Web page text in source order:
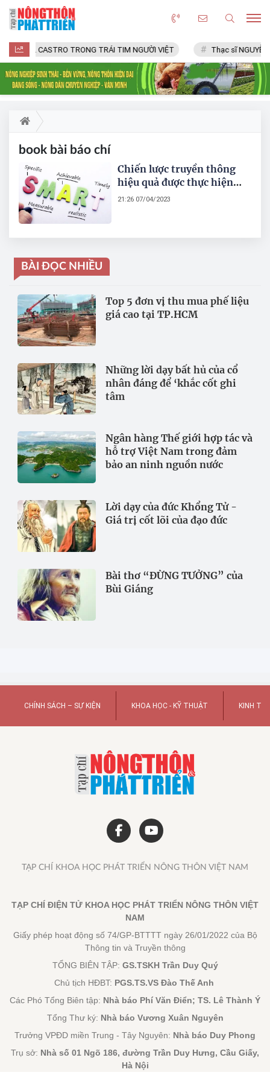
FIDEL CASTRO TRONG TRÁI TIM NGƯỜI VIỆT Thạc sĩ NGUYỄN
book bài báo chí
Chiến lược truyền thông
hiệu quả được thực hiện
như thế nào?
21:26 07/04/2023
BÀI ĐỌC NHIỀU
Top 5 đơn vị thu mua phế liệu
giá cao tại TP.HCM
Những lời dạy bất hủ của cổ
nhân đáng để ‘khắc cốt ghi
tâm
Ngân hàng Thế giới hợp tác và
hỗ trợ Việt Nam trong đảm
bảo an ninh nguồn nước
Lời dạy của đức Khổng Tử -
Giá trị cốt lõi của đạo đức
Bài thơ “ĐỪNG TƯỞNG” của
Bùi Giáng
CHÍNH SÁCH – SỰ KIỆN KHOA HỌC - KỸ THUẬT KINH TẾ
TẠP CHÍ KHOA HỌC PHÁT TRIỂN NÔNG THÔN VIỆT NAM
TẠP CHÍ ĐIỆN TỬ KHOA HỌC PHÁT TRIỂN NÔNG THÔN VIỆT
NAM
Giấy phép hoạt động số 74/GP-BTTTT ngày 26/01/2022 của Bộ
Thông tin và Truyền thông
TỔNG BIÊN TẬP: GS.TSKH Trần Duy Quý
Chủ tịch HĐBT: PGS.TS.VS Đào Thế Anh
Các Phó Tổng Biên tập: Nhà báo Phí Văn Điển; TS. Lê Thành Ý
Tổng Thư ký: Nhà báo Vương Xuân Nguyên
Trưởng VPĐD miền Trung - Tây Nguyên: Nhà báo Duy Phong
Trụ sở: Nhà số 01 Ngõ 186, đường Trần Duy Hưng, Cầu Giấy,
Hà Nội